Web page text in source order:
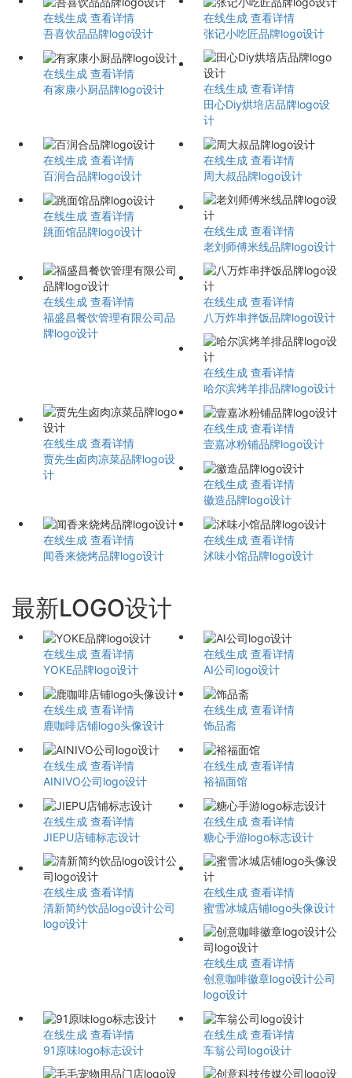
在线生成 查看详情
吾喜饮品品牌logo设计
在线生成 查看详情
张记小吃匠品牌logo设计
在线生成 查看详情
有家康小厨品牌logo设计
在线生成 查看详情
田心Diy烘培店品牌logo设
计
在线生成 查看详情
百润合品牌logo设计
在线生成 查看详情
周大叔品牌logo设计
在线生成 查看详情
跳面馆品牌logo设计
在线生成 查看详情
老刘师傅米线品牌logo设计
在线生成 查看详情
福盛昌餐饮管理有限公司品
牌logo设计
在线生成 查看详情
八万炸串拌饭品牌logo设计
在线生成 查看详情
哈尔滨烤羊排品牌logo设计
在线生成 查看详情
贾先生卤肉凉菜品牌logo设
计
在线生成 查看详情
壹嘉冰粉铺品牌logo设计
在线生成 查看详情
徽造品牌logo设计
在线生成 查看详情
闻香来烧烤品牌logo设计
在线生成 查看详情
沭味小馆品牌logo设计
最新LOGO设计
在线生成 查看详情
YOKE品牌logo设计
在线生成 查看详情
AI公司logo设计
在线生成 查看详情
鹿咖啡店铺logo头像设计
在线生成 查看详情
饰品斋
在线生成 查看详情
AINIVO公司logo设计
在线生成 查看详情
裕福面馆
在线生成 查看详情
JIEPU店铺标志设计
在线生成 查看详情
糖心手游logo标志设计
在线生成 查看详情
清新简约饮品logo设计公司
logo设计
在线生成 查看详情
蜜雪冰城店铺logo头像设计
在线生成 查看详情
创意咖啡徽章logo设计公司
logo设计
在线生成 查看详情
91原味logo标志设计
在线生成 查看详情
车翁公司logo设计